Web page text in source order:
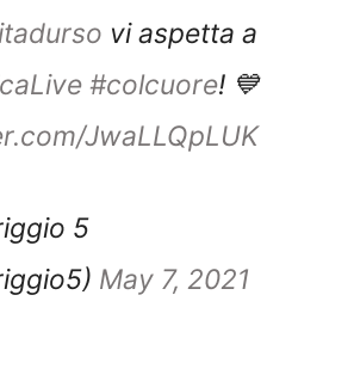
vi aspetta a
#colcuore! 💙
JwaLLQpLUK
5
May 7, 2021